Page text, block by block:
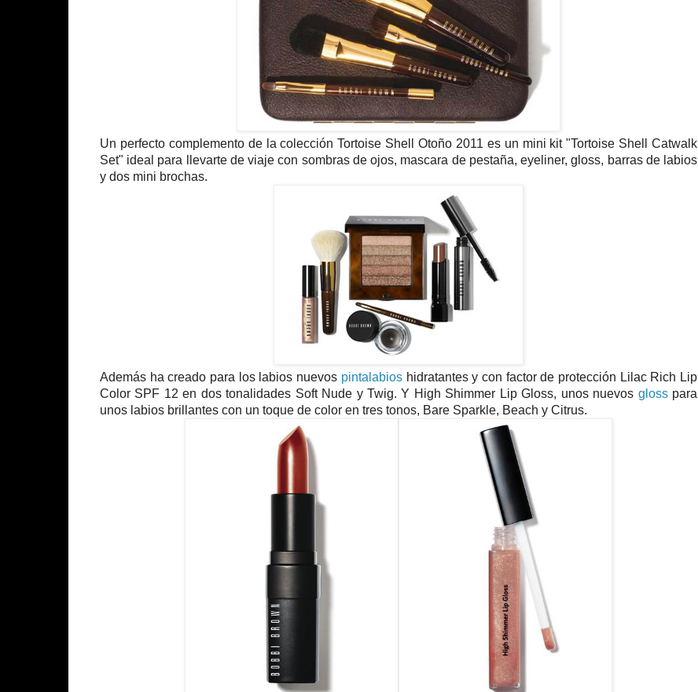
Un perfecto complemento de la colección Tortoise Shell Otoño 2011 es un mini kit "Tortoise Shell Catwalk
Set" ideal para llevarte de viaje con sombras de ojos, mascara de pestaña, eyeliner, gloss, barras de labios
y dos mini brochas.
Además ha creado para los labios nuevos pintalabioshidratantes y con factor de protección Lilac Rich Lip
Color SPF 12 en dos tonalidades Soft Nude y Twig. Y High Shimmer Lip Gloss, unos nuevos glosspara
unos labios brillantes con un toque de color en tres tonos, Bare Sparkle, Beach y Citrus.